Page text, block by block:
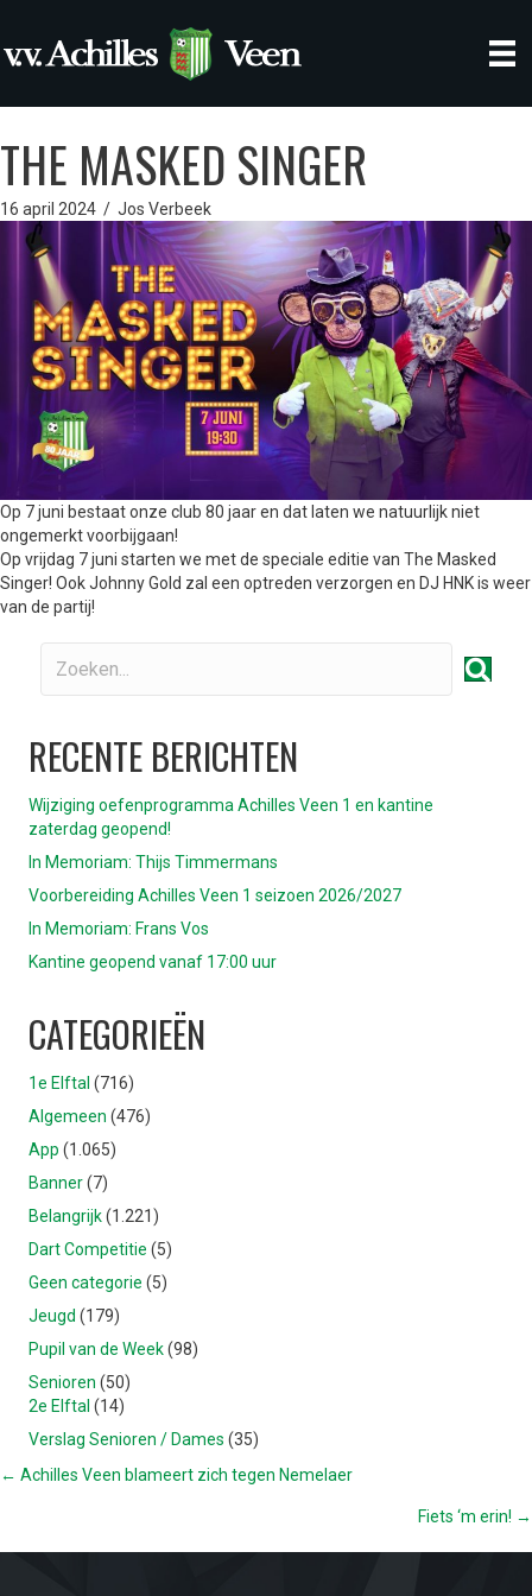
THE MASKED SINGER
16 april 2024 / Jos Verbeek
Op 7 juni bestaat onze club 80 jaar en dat laten we natuurlijk niet
ongemerkt voorbijgaan!
Op vrijdag 7 juni starten we met de speciale editie van The Masked
Singer! Ook Johnny Gold zal een optreden verzorgen en DJ HNK is weer
van de partij!
RECENTE BERICHTEN
Wijziging oefenprogramma Achilles Veen 1 en kantine
zaterdag geopend!
In Memoriam: Thijs Timmermans
Voorbereiding Achilles Veen 1 seizoen 2026/2027
In Memoriam: Frans Vos
Kantine geopend vanaf 17:00 uur
CATEGORIEËN
1e Elftal (716)
Algemeen (476)
App (1.065)
Banner(7)
Belangrijk(1.221)
Dart Competitie (5)
Geen categorie (5)
Jeugd (179)
Pupil van de Week(98)
Senioren (50)
2e Elftal (14)
Verslag Senioren / Dames (35)
POSTS
← Achilles Veen blameert zich tegen Nemelaer
Fiets ‘m erin! →